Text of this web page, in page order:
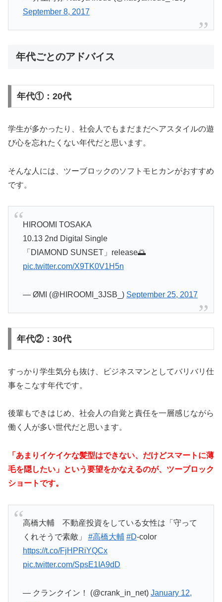
September 8, 2017
年代ごとのアドバイス
年代①：20代
学生が多かったり、社会人でもまだまだヘアスタイルの遊
び心を忘れたくない年代だと思います。
そんな人には、ツーブロックのソフトモヒカンがおすすめ
です。
HIROOMI TOSAKA
10.13 2nd Digital Single
「DIAMOND SUNSET」release🌅
pic.twitter.com/X9TK0V1H5n
— ØMI (@HIROOMI_3JSB_) September 25, 2017
年代②：30代
すっかり学生気分も抜け、ビジネスマンとしてバリバリ仕
事をこなす年代です。
後輩もできはじめ、社会人の自覚と責任を一層感じながら
働く人が多い世代だと思います。
「あまりイケイケな髪型はできない、だけどスマートに薄
毛を隠したい」という要望をかなえるのが、ツーブロック
ショートです。
高橋大輔 不動産投資をしている女性は「守って
くれそうで素敵」 #高橋大輔 #D-color
https://t.co/FjHPRiYQCx
pic.twitter.com/SpsE1IA9dD
— クランクイン！ (@crank_in_net) January 12,